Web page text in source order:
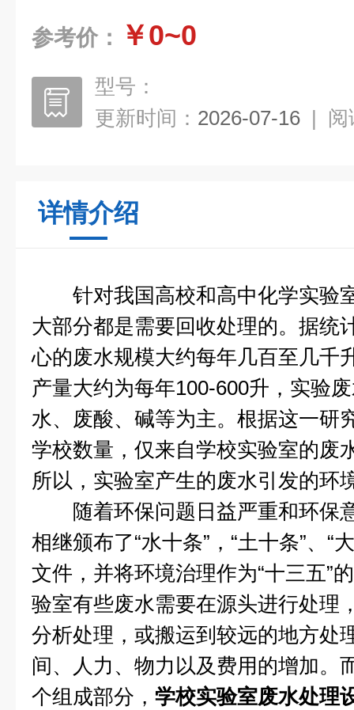
参考价： ￥0~0
型号：
更新时间： 2026-07-16 | 阅
详情介绍
针对我国高校和高中化学实验
大部分都是需要回收处理的。据统
心的废水规模大约每年几百至几千
产量大约为每年100-600升，实验
水、废酸、碱等为主。根据这一研
学校数量，仅来自学校实验室的废
所以，实验室产生的废水引发的环
随着环保问题日益严重和环保
相继颁布了“水十条”，“土十条”、“
文件，并将环境治理作为“十三五”
验室有些废水需要在源头进行处理
分析处理，或搬运到较远的地方处
间、人力、物力以及费用的增加。
个组成部分， 学校实验室废水处理